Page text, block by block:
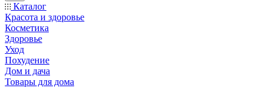
Каталог
Красота и здоровье
Косметика
Здоровье
Уход
Похудение
Дом и дача
Товары для дома